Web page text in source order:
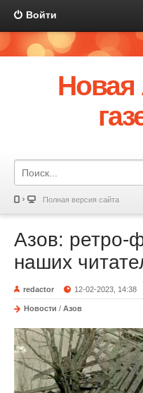
Войти
Новая
Полная версия сайта
Азов: ретро-
наших
redactor 12-02-2023, 14:38
Новости / Азов